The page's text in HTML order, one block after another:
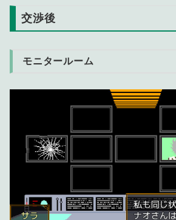
交渉後
モニタールーム